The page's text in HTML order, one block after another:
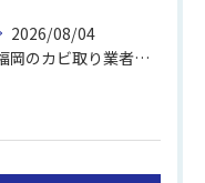
2026/08/04
福岡のカビ取り業者おすすめの選び方と費用